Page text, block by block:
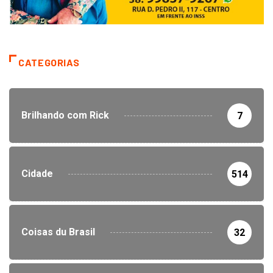
CATEGORIAS
Brilhando com Rick 7
Cidade 514
Coisas du Brasil 32